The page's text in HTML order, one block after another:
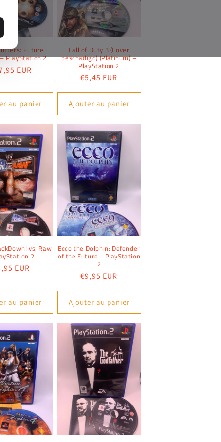
Future
PlayStation 2
EUR
au panier
Call of Duty 3 (Cover
beschadigd) (Platinum) –
PlayStation 2
Prix
€5,45 EUR
Ajouter au panier
vs. Raw
2
EUR
au panier
Ecco the Dolphin: Defender
of the Future - PlayStation
2
Prix
€9,95 EUR
Ajouter au panier